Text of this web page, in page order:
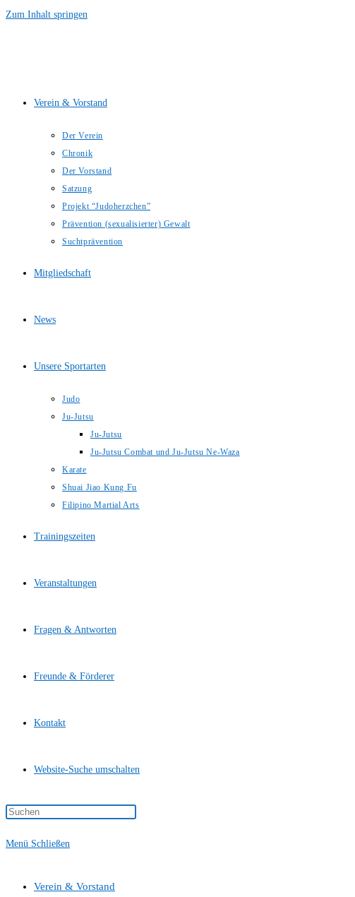
Zum Inhalt springen
Verein & Vorstand
Der Verein
Chronik
Der Vorstand
Satzung
Projekt “Judoherzchen”
Prävention (sexualisierter) Gewalt
Suchtprävention
Mitgliedschaft
News
Unsere Sportarten
Judo
Ju-Jutsu
Ju-Jutsu
Ju-Jutsu Combat und Ju-Jutsu Ne-Waza
Karate
Shuai Jiao Kung Fu
Filipino Martial Arts
Trainingszeiten
Veranstaltungen
Fragen & Antworten
Freunde & Förderer
Kontakt
Website-Suche umschalten
Menü Schließen
Verein & Vorstand